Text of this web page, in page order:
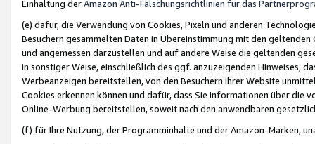
Einhaltung derAmazon Anti-Fälschungsrichtlinien für das
(e) dafür, die Verwendung von Cookies, Pixeln und anderen
Besuchern gesammelten Daten in Übereinstimmung mit den
und angemessen darzustellen und auf andere Weise die geltenden
in sonstiger Weise, einschließlich des ggf. anzuzeigenden Hinweises,
Werbeanzeigen bereitstellen, von den Besuchern Ihrer Website
Cookies erkennen können und dafür, dass Sie Informationen über die
Online-Werbung bereitstellen, soweit nach den anwendbaren
(f) für Ihre Nutzung, der Programminhalte und der Amazon-Marken,